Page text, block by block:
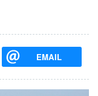
EMAIL